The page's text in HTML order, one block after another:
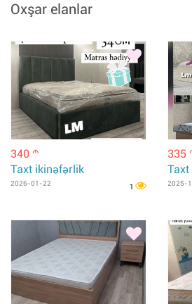
Oxşar elanlar
340 m
Taxt ikinəfərlik
2026-01-22 1
335
2025-